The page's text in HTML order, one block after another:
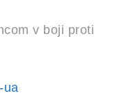
v boji proti
ua